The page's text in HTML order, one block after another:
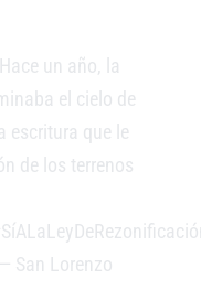
un año, la
el cielo de
escritura que le
de los terrenos
— San Lorenzo